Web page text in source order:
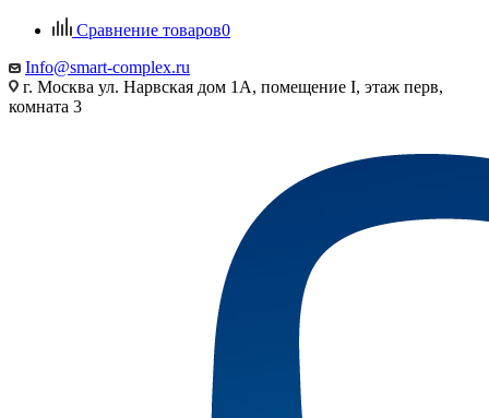
Сравнение товаров0
Info@smart-complex.ru
г. Москва ул. Нарвская дом 1А, помещение I, этаж перв,
комната 3